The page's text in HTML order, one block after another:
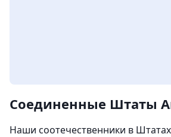
Соединенные Штаты
Наши соотечественники в